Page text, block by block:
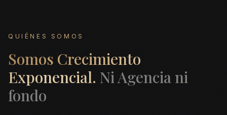
QUIÉNES SOMOS
Somos Crecimiento
Exponencial. Ni Agencia ni
fondo